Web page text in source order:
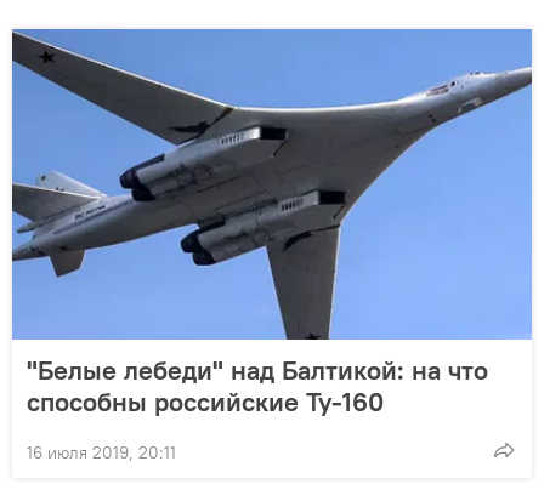
"Белые лебеди" над Балтикой: на что
способны российские Ту-160
16 июля 2019, 20:11